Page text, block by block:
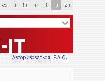
es fr hi hr it ru zh
Авторизоваться F.A.Q.